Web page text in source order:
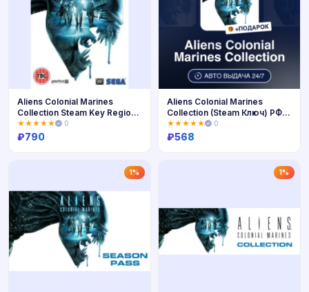
Aliens Colonial Marines
Collection Steam Key Region
Fre
★★★★★ 0
₽790
Aliens Colonial Marines
Collection (Steam Ключ) РФ-
СНГ-МИР + ПОДАРОК
★★★★★ 0
₽568
1% 1%